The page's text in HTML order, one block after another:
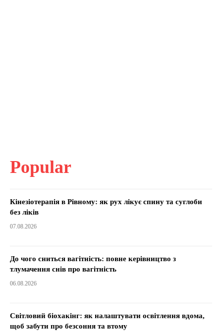
Popular
Кінезіотерапія в Рівному: як рух лікує спину та суглоби
без ліків
07.08.2026
До чого сниться вагітність: повне керівництво з
тлумачення снів про вагітність
06.08.2026
Світловий біохакінг: як налаштувати освітлення вдома,
щоб забути про безсоння та втому